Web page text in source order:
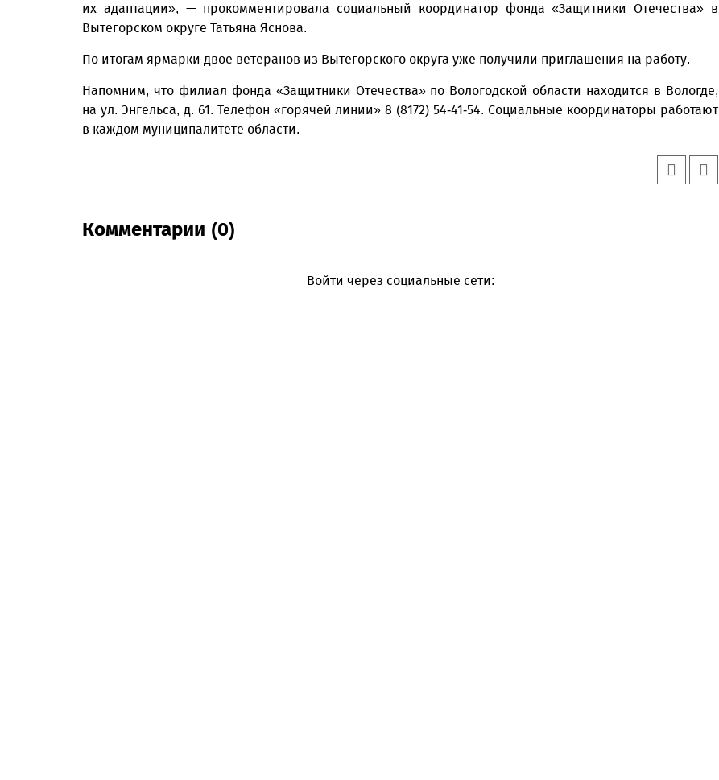
их адаптации», — прокомментировала социальный координатор фонда «Защитники Отечества» в
Вытегорском округе Татьяна Яснова.
По итогам ярмарки двое ветеранов из Вытегорского округа уже получили приглашения на работу.
Напомним, что филиал фонда «Защитники Отечества» по Вологодской области находится в Вологде,
на ул. Энгельса, д. 61. Телефон «горячей линии» 8 (8172) 54-41-54. Социальные координаторы работают
в каждом муниципалитете области.
Комментарии (0)
Войти через социальные сети: